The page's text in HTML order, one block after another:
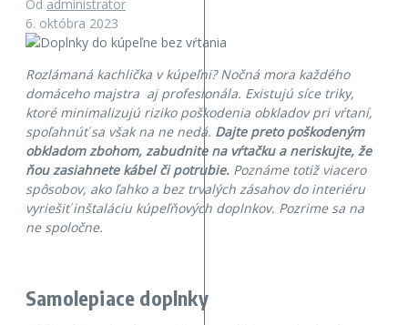
Od administrator
6. októbra 2023
Rozlámaná kachlička v kúpeľni? Nočná mora každého
domáceho majstra aj profesionála. Existujú síce triky,
ktoré minimalizujú riziko poškodenia obkladov pri vŕtaní,
spoľahnúť sa však na ne nedá. Dajte preto poškodeným
obkladom zbohom, zabudnite na vŕtačku a neriskujte, že
ňou zasiahnete kábel či potrubie. Poznáme totiž viacero
spôsobov, ako ľahko a bez trvalých zásahov do interiéru
vyriešiť inštaláciu kúpeľňových doplnkov. Pozrime sa na
ne spoločne.
Samolepiace doplnky